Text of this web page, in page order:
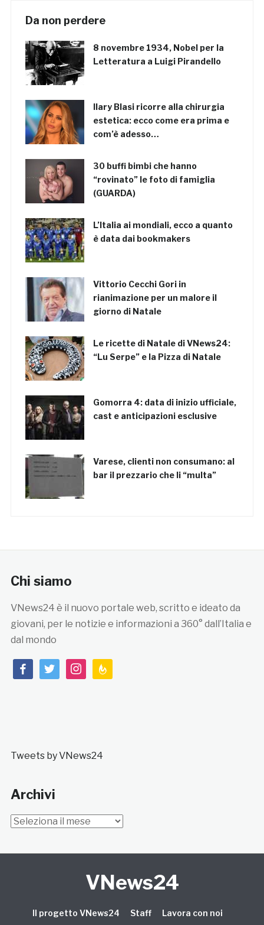
Da non perdere
8 novembre 1934, Nobel per la
Letteratura a Luigi Pirandello
Ilary Blasi ricorre alla chirurgia
estetica: ecco come era prima e
com’è adesso…
30 buffi bimbi che hanno
“rovinato” le foto di famiglia
(GUARDA)
L’Italia ai mondiali, ecco a quanto
è data dai bookmakers
Vittorio Cecchi Gori in
rianimazione per un malore il
giorno di Natale
Le ricette di Natale di VNews24:
“Lu Serpe” e la Pizza di Natale
Gomorra 4: data di inizio ufficiale,
cast e anticipazioni esclusive
Varese, clienti non consumano: al
bar il prezzario che li “multa”
Chi siamo
VNews24 è il nuovo portale web, scritto e ideato da
giovani, per le notizie e informazioni a 360° dall’Italia e
dal mondo
facebooktwitterinstagramfeedburner
Tweets by VNews24
Archivi
Archivi
VNews24
Il progetto VNews24 Staff
Lavora con noi